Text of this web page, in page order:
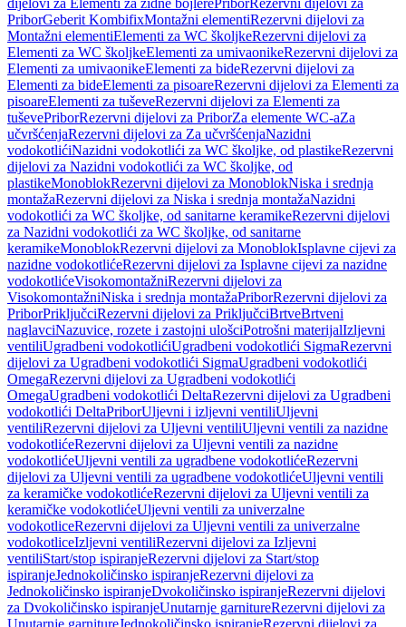
dijelovi za Elementi za zidne bojlerePriborRezervni dijelovi za
PriborGeberit KombifixMontažni elementiRezervni dijelovi za
Montažni elementiElementi za WC školjkeRezervni dijelovi za
Elementi za WC školjkeElementi za umivaonikeRezervni dijelovi za
Elementi za umivaonikeElementi za bideRezervni dijelovi za
Elementi za bideElementi za pisoareRezervni dijelovi za Elementi za
pisoareElementi za tuševeRezervni dijelovi za Elementi za
tuševePriborRezervni dijelovi za PriborZa elemente WC-aZa
učvršćenjaRezervni dijelovi za Za učvršćenjaNazidni
vodokotlićiNazidni vodokotlići za WC školjke, od plastikeRezervni
dijelovi za Nazidni vodokotlići za WC školjke, od
plastikeMonoblokRezervni dijelovi za MonoblokNiska i srednja
montažaRezervni dijelovi za Niska i srednja montažaNazidni
vodokotlići za WC školjke, od sanitarne keramikeRezervni dijelovi
za Nazidni vodokotlići za WC školjke, od sanitarne
keramikeMonoblokRezervni dijelovi za MonoblokIsplavne cijevi za
nazidne vodokotlićeRezervni dijelovi za Isplavne cijevi za nazidne
vodokotlićeVisokomontažniRezervni dijelovi za
VisokomontažniNiska i srednja montažaPriborRezervni dijelovi za
PriborPriključciRezervni dijelovi za PriključciBrtveBrtveni
naglavciNazuvice, rozete i zastojni ulošciPotrošni materijalIzljevni
ventiliUgradbeni vodokotlićiUgradbeni vodokotlići SigmaRezervni
dijelovi za Ugradbeni vodokotlići SigmaUgradbeni vodokotlići
OmegaRezervni dijelovi za Ugradbeni vodokotlići
OmegaUgradbeni vodokotlići DeltaRezervni dijelovi za Ugradbeni
vodokotlići DeltaPriborUljevni i izljevni ventiliUljevni
ventiliRezervni dijelovi za Uljevni ventiliUljevni ventili za nazidne
vodokotlićeRezervni dijelovi za Uljevni ventili za nazidne
vodokotlićeUljevni ventili za ugradbene vodokotlićeRezervni
dijelovi za Uljevni ventili za ugradbene vodokotlićeUljevni ventili
za keramičke vodokotlićeRezervni dijelovi za Uljevni ventili za
keramičke vodokotlićeUljevni ventili za univerzalne
vodokotliceRezervni dijelovi za Uljevni ventili za univerzalne
vodokotliceIzljevni ventiliRezervni dijelovi za Izljevni
ventiliStart/stop ispiranjeRezervni dijelovi za Start/stop
ispiranjeJednokoličinsko ispiranjeRezervni dijelovi za
Jednokoličinsko ispiranjeDvokoličinsko ispiranjeRezervni dijelovi
za Dvokoličinsko ispiranjeUnutarnje garnitureRezervni dijelovi za
Unutarnje garnitureJednokoličinsko ispiranjeRezervni dijelovi za